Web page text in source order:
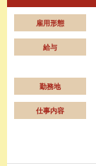
雇用形態
給与
勤務地
仕事内容